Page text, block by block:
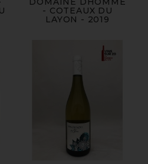
- COTEAUX DU
LAYON - 2019